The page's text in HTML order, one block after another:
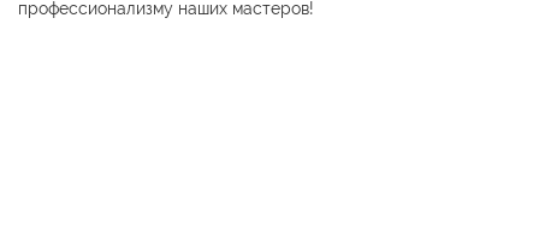
профессионализму наших мастеров!